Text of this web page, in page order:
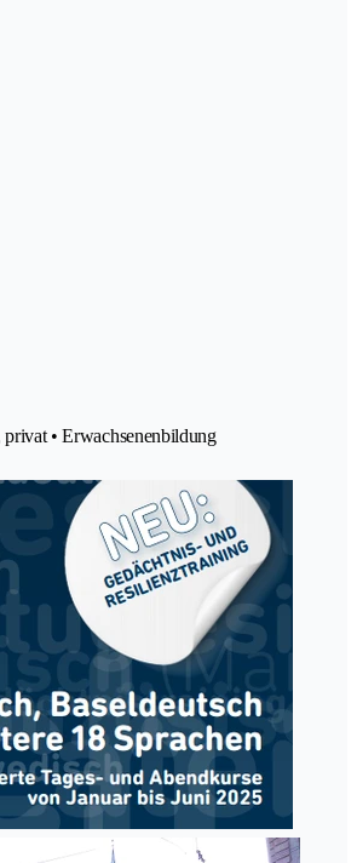
privat • Erwachsenenbildung